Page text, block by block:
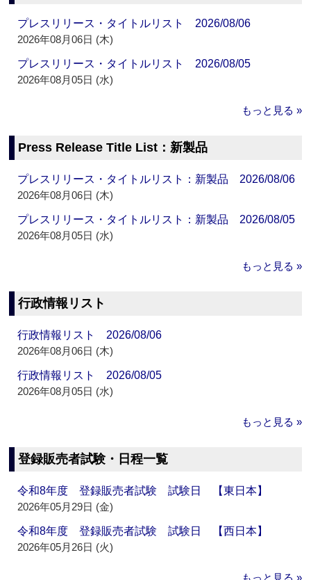
プレスリリース・タイトルリスト 2026/08/06
2026年08月06日 (木)
プレスリリース・タイトルリスト 2026/08/05
2026年08月05日 (水)
もっと見る »
Press Release Title List：新製品
プレスリリース・タイトルリスト：新製品 2026/08/06
2026年08月06日 (木)
プレスリリース・タイトルリスト：新製品 2026/08/05
2026年08月05日 (水)
もっと見る »
行政情報リスト
行政情報リスト 2026/08/06
2026年08月06日 (木)
行政情報リスト 2026/08/05
2026年08月05日 (水)
もっと見る »
登録販売者試験・日程一覧
令和8年度 登録販売者試験 試験日 【東日本】
2026年05月29日 (金)
令和8年度 登録販売者試験 試験日 【西日本】
2026年05月26日 (火)